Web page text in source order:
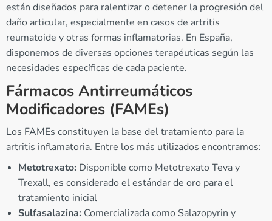
están diseñados para ralentizar o detener la progresión del
daño articular, especialmente en casos de artritis
reumatoide y otras formas inflamatorias. En España,
disponemos de diversas opciones terapéuticas según las
necesidades específicas de cada paciente.
Fármacos Antirreumáticos
Modificadores (FAMEs)
Los FAMEs constituyen la base del tratamiento para la
artritis inflamatoria. Entre los más utilizados encontramos:
Metotrexato: Disponible como Metotrexato Teva y
Trexall, es considerado el estándar de oro para el
tratamiento inicial
Sulfasalazina: Comercializada como Salazopyrin y